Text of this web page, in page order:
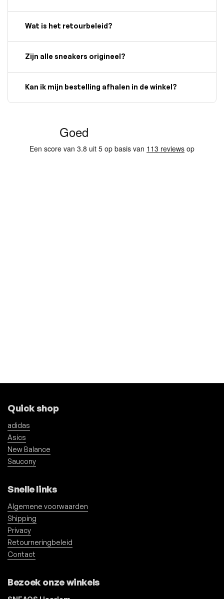
Wat is het retourbeleid?
Zijn alle sneakers origineel?
Kan ik mijn bestelling afhalen in de winkel?
Quick shop
adidas
Asics
New Balance
Saucony
Snelle links
Algemene voorwaarden
Shipping
Privacy
Retourneringbeleid
Contact
Bezoek onze winkels